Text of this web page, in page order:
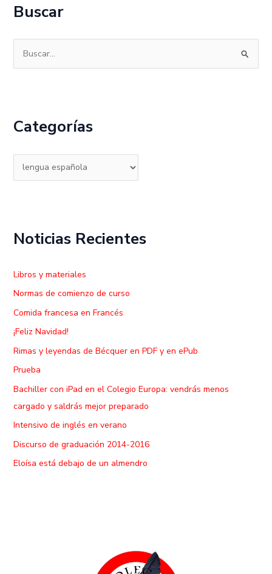
Buscar
a
p
Categorías
Noticias Recientes
Libros y materiales
Normas de comienzo de curso
Comida francesa en Francés
¡Feliz Navidad!
Rimas y leyendas de Bécquer en PDF y en ePub
Prueba
Bachiller con iPad en el Colegio Europa: vendrás menos
cargado y saldrás mejor preparado
Intensivo de inglés en verano
Discurso de graduación 2014-2016
Eloísa está debajo de un almendro